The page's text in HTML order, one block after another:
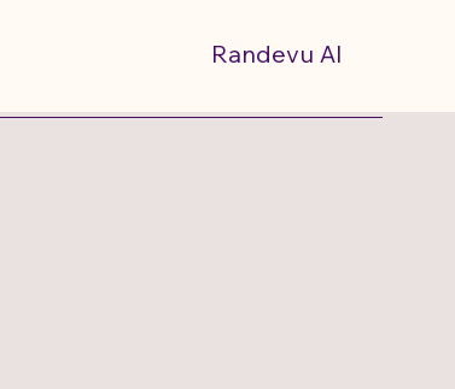
Randevu Al